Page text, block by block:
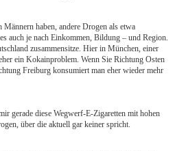
haben, andere Drogen als etwa
auch je nach Einkommen, Bildung – und Region.
zusammensitze. Hier in München, einer
ein Kokainproblem. Wenn Sie Richtung Osten
Freiburg konsumiert man eher wieder mehr
gerade diese Wegwerf-E-Zigaretten mit hohen
über die aktuell gar keiner spricht.